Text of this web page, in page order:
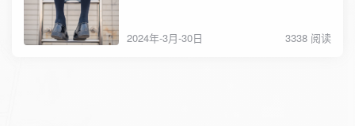
2024年-3月-30日 3338 阅读